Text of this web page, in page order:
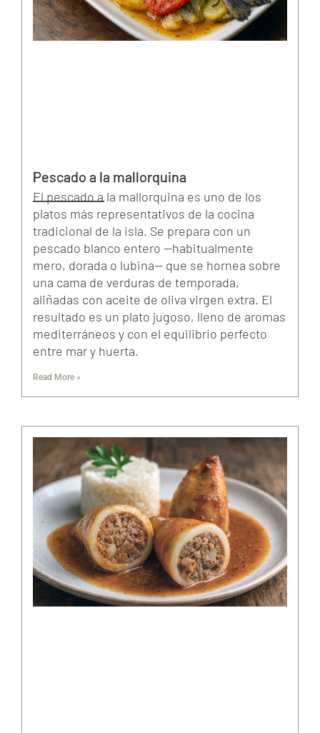
Pescado a la mallorquina
El pescado a la mallorquina es uno de los
platos más representativos de la cocina
tradicional de la isla. Se prepara con un
pescado blanco entero —habitualmente
mero, dorada o lubina— que se hornea sobre
una cama de verduras de temporada,
aliñadas con aceite de oliva virgen extra. El
resultado es un plato jugoso, lleno de aromas
mediterráneos y con el equilibrio perfecto
entre mar y huerta.
Read More »